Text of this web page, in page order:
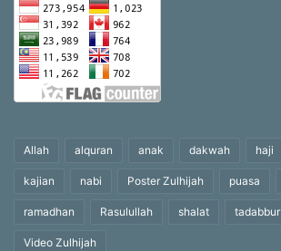
Allah alquran anak dakwah haji
kajian nabi Poster Zulhijah puasa
ramadhan Rasulullah shalat tadabbur
Video Zulhijah